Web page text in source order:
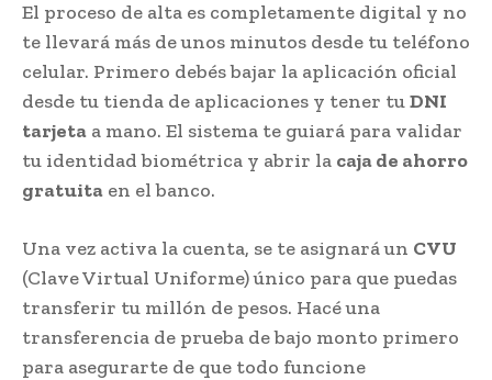
El proceso de alta es completamente digital y no
te llevará más de unos minutos desde tu teléfono
celular. Primero debés bajar la aplicación oficial
desde tu tienda de aplicaciones y tener tuDNI
tarjeta a mano. El sistema te guiará para validar
tu identidad biométrica y abrir la caja de ahorro
gratuita en el banco.
Una vez activa la cuenta, se te asignará un CVU
(Clave Virtual Uniforme) único para que puedas
transferir tu millón de pesos. Hacé una
transferencia de prueba de bajo monto primero
para asegurarte de que todo funcione